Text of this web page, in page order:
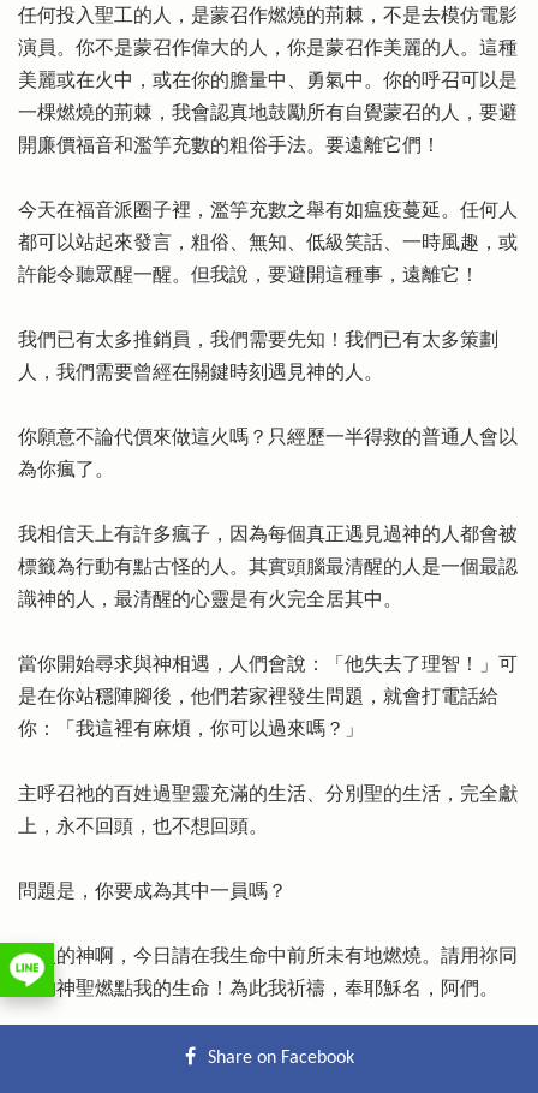
任何投入聖工的人，是蒙召作燃燒的荊棘，不是去模仿電影
演員。你不是蒙召作偉大的人，你是蒙召作美麗的人。這種
美麗或在火中，或在你的膽量中、勇氣中。你的呼召可以是
一棵燃燒的荊棘，我會認真地鼓勵所有自覺蒙召的人，要避
開廉價福音和濫竽充數的粗俗手法。要遠離它們！
今天在福音派圈子裡，濫竽充數之舉有如瘟疫蔓延。任何人
都可以站起來發言，粗俗、無知、低級笑話、一時風趣，或
許能令聽眾醒一醒。但我說，要避開這種事，遠離它！
我們已有太多推銷員，我們需要先知！我們已有太多策劃
人，我們需要曾經在關鍵時刻遇見神的人。
你願意不論代價來做這火嗎？只經歷一半得救的普通人會以
為你瘋了。
我相信天上有許多瘋子，因為每個真正遇見過神的人都會被
標籤為行動有點古怪的人。其實頭腦最清醒的人是一個最認
識神的人，最清醒的心靈是有火完全居其中。
當你開始尋求與神相遇，人們會說：「他失去了理智！」可
是在你站穩陣腳後，他們若家裡發生問題，就會打電話給
你：「我這裡有麻煩，你可以過來嗎？」
主呼召祂的百姓過聖靈充滿的生活、分別聖的生活，完全獻
上，永不回頭，也不想回頭。
問題是，你要成為其中一員嗎？
那火的神啊，今日請在我生命中前所未有地燃燒。請用祢同
在的神聖燃點我的生命！為此我祈禱，奉耶穌名，阿們。
Share on Facebook